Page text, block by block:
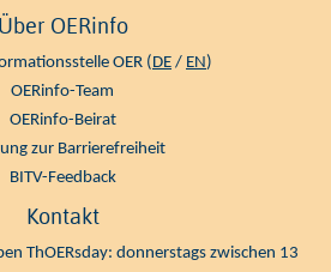
Über OERinfo
OER (DE / EN)
OERinfo-Team
OERinfo-Beirat
zur Barrierefreiheit
BITV-Feedback
Kontakt
ThOERsday: donnerstags zwischen 13